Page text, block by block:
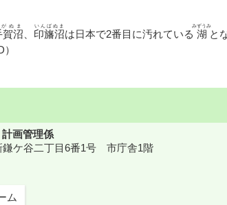
賀沼
ぬま
印旛沼
いんばぬま
は日本で2番目に汚れている 湖
みずうみ
と
画管理係
ケ谷二丁目6番1号 市庁舎1階
ム